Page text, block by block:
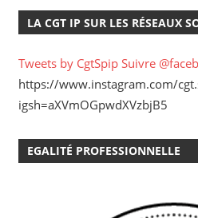
LA CGT IP SUR LES RÉSEAUX
Tweets by CgtSpip Suivre
https://www.instagram.com/
igsh=aXVmOGpwdXVzbjB5
EGALITÉ PROFESSIONNELLE